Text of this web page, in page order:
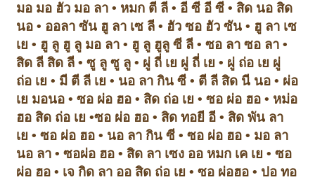
มอ มอ ฮัว มอ ลา• หมก ตี ลี•อี ซี อี ซี•สิด นอ สิด
นอ• ออลา ซัน ฮู ลา เซ ลี• ฮัว ซอ ฮัว ซัน• ฮู ลา เซ
เย• ฮู ลู ฮู ลู มอ ลา• ฮู ลู ฮูลู ซี ลี•ซอ ลา ซอ ลา•
สิด ลี สิด ลี•ซู ลู ซู ลู• ผู่ ถี่ เย ผู่ ถี่ เย• ผู่ ถ่อ เย ผู่
ถ่อ เย• มี ตี ลี เย• นอ ลา กิน ซี• ตี ลี สิด นี นอ• ผ่อ
เย มอนอ•ซอ ผ่อ ฮอ•สิด ถ่อ เย•ซอ ผ่อ ฮอ• หม่อ
ฮอ สิด ถ่อ เย•ซอ ผ่อ ฮอ•สิด ทอยี อี•สิด พัน ลา
เย•ซอ ผ่อ ฮอ• นอ ลา กิน ซี•ซอ ผ่อ ฮอ• มอ ลา
นอ ลา•ซอผ่อ ฮอ•สิด ลา เซง ออ หมก เค เย•ซอ
ผ่อ ฮอ• เจ กิด ลา ออ สิด ถ่อ เย•ซอ ผ่อฮอ• ปอ ทอ